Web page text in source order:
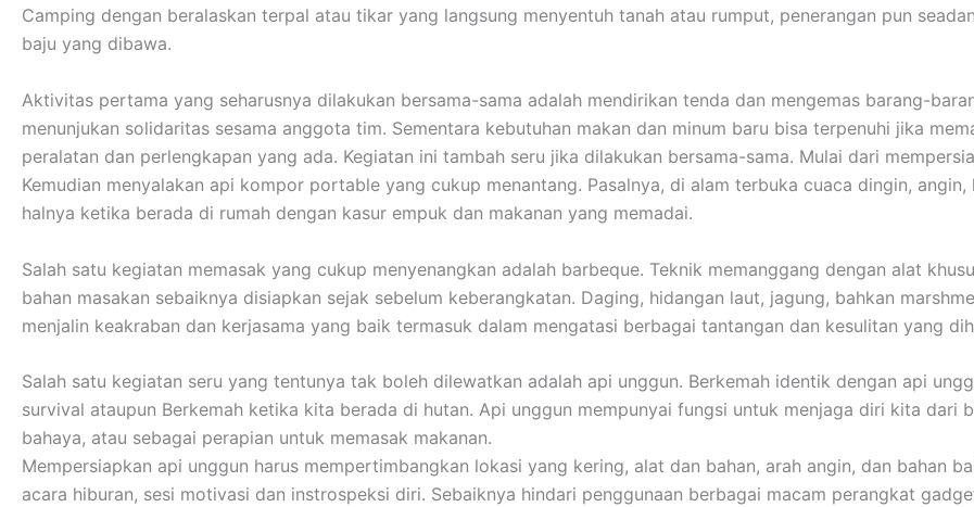
Camping dengan beralaskan terpal atau tikar yang langsung menyentuh tanah atau rumput, penerangan pun
baju yang dibawa.
Aktivitas pertama yang seharusnya dilakukan bersama-sama adalah mendirikan tenda dan mengemas barang-
menunjukan solidaritas sesama anggota tim. Sementara kebutuhan makan dan minum baru bisa terpenuhi jika
peralatan dan perlengkapan yang ada. Kegiatan ini tambah seru jika dilakukan bersama-sama. Mulai dari
Kemudian menyalakan api kompor portable yang cukup menantang. Pasalnya, di alam terbuka cuaca dingin,
halnya ketika berada di rumah dengan kasur empuk dan makanan yang memadai.
Salah satu kegiatan memasak yang cukup menyenangkan adalah barbeque. Teknik memanggang dengan alat
bahan masakan sebaiknya disiapkan sejak sebelum keberangkatan. Daging, hidangan laut, jagung, bahkan
menjalin keakraban dan kerjasama yang baik termasuk dalam mengatasi berbagai tantangan dan kesulitan yang
Salah satu kegiatan seru yang tentunya tak boleh dilewatkan adalah api unggun. Berkemah identik dengan api
survival ataupun Berkemah ketika kita berada di hutan. Api unggun mempunyai fungsi untuk menjaga diri kita dari
bahaya, atau sebagai perapian untuk memasak makanan.
Mempersiapkan api unggun harus mempertimbangkan lokasi yang kering, alat dan bahan, arah angin, dan bahan
acara hiburan, sesi motivasi dan instrospeksi diri. Sebaiknya hindari penggunaan berbagai macam perangkat